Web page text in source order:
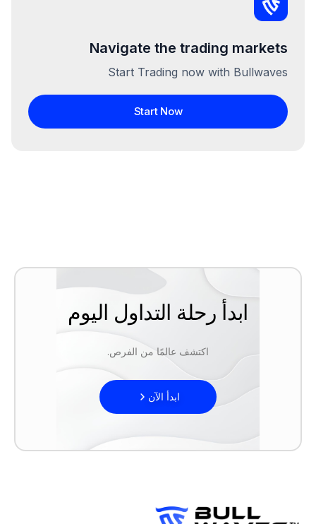
Navigate the trading markets
Start Trading now with Bullwaves
Start Now
ابدأ رحلة التداول اليوم
اكتشف عالمًا من الفرص.
ابدأ الآن